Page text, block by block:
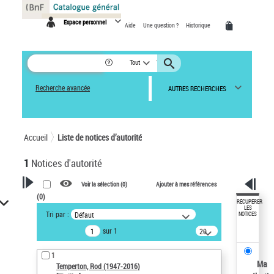
Espace personnel Aide Une question ? Historique
Tout
Recherche avancée AUTRES RECHERCHES
Accueil Liste de notices d’autorité
1 Notices d'autorité
VOTRE RECHERCHE
Recherche avancée dans les
notices d’autorité
Œuvres liées à l'auteur :
Temperton, Rod (1947-2016)
Voir la sélection (0) Ajouter à mes références
(0)
Tri par :
Défaut
sur 1
20
résultats/page
1
Temperton, Rod (1947-2016)
RÉCUPÉRER
LES
NOTICES
Ma